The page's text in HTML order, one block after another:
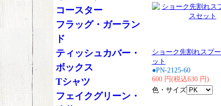
ショーク先割れスプ
ット
●PN-2125-60
600 円(税込630 円)
色・サイズ
コースター
フラッグ・ガーラン
ド
ティッシュカバー・
ボックス
Tシャツ
フェイクグリーン・